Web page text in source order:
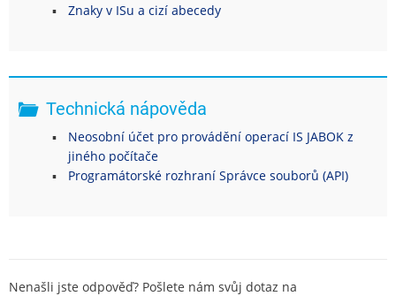
Znaky v ISu a cizí abecedy
Technická nápověda
Neosobní účet pro provádění operací IS JABOK z
jiného počítače
Programátorské rozhraní Správce souborů (API)
Nenašli jste odpověď? Pošlete nám svůj dotaz na